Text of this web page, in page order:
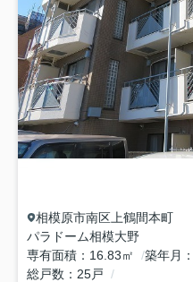
相模原市南区 上鶴間本町
パラドーム相模大野
専有面積
16.83㎡ 築年月
総戸数
25戸